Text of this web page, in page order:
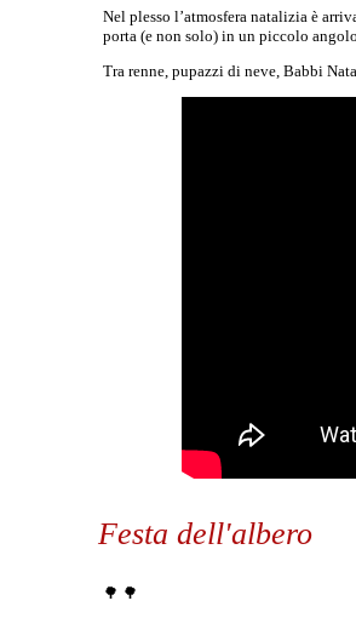
Nel plesso l’atmosfera natalizia è
porta (e non solo) in un piccolo
Tra renne, pupazzi di neve, Babbi
Festa dell'albero
🌳 🌳